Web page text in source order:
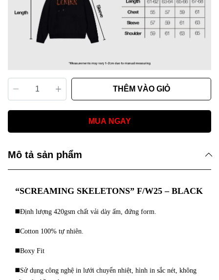
THÊM VÀO GIỎ
MUA NGAY
Mô tả sản phẩm
“SCREAMING SKELETONS” F/W25 – BLACK
◼️Định lượng 420gsm chất vải dày ấm, đứng form.
◼️Cotton 100% tự nhiên.
◼️Boxy Fit
◼️Sử dụng công nghệ in lưới chuyển nhiệt, hình in sắc nét, không